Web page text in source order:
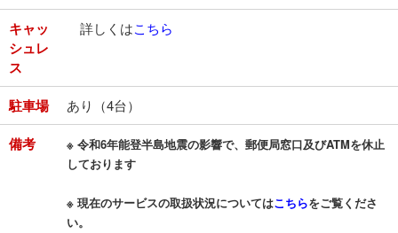
キャッ
シュレ
ス
詳しくはこちら
駐車場 あり（4台）
備考
※ 令和6年能登半島地震の影響で、郵便局窓口及びATMを休止
しております
※ 現在のサービスの取扱状況についてはこちらをご覧くださ
い。